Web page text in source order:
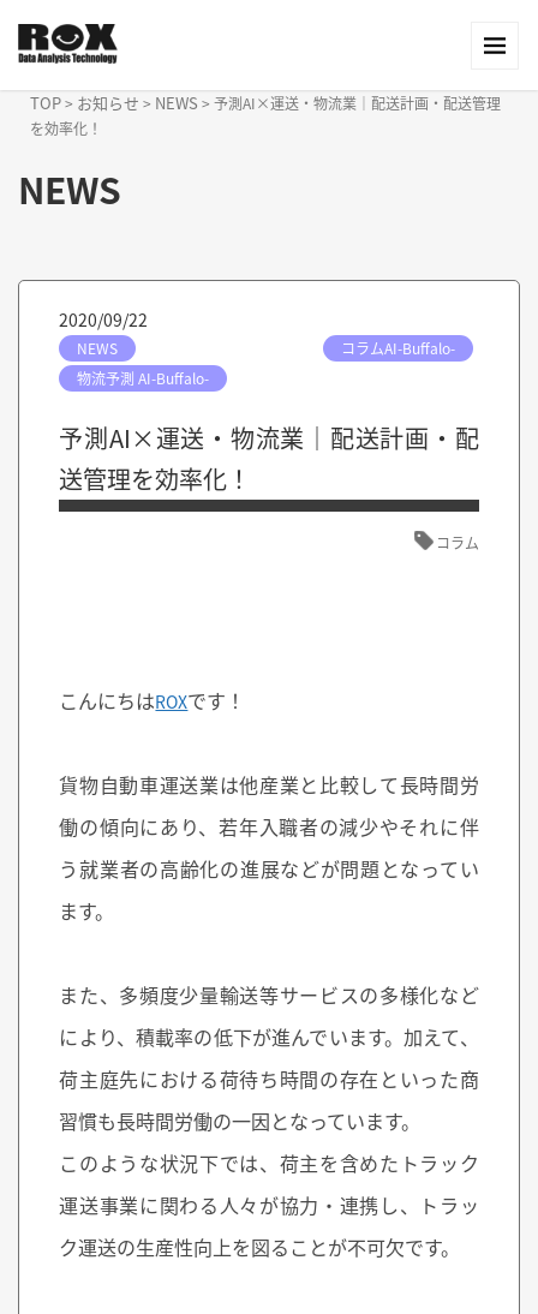
TOP> お知らせ > NEWS > 予測AI×運送・物流業｜配送計画・配送管理
を効率化！
NEWS
2020/09/22
NEWS
コラムAI-Buffalo-
物流予測 AI-Buffalo-
予測AI×運送・物流業｜配送計画・配
送管理を効率化！
コラム
こんにちはROXです！
貨物自動車運送業は他産業と比較して長時間労
働の傾向にあり、若年入職者の減少やそれに伴
う就業者の高齢化の進展などが問題となってい
ます。
また、多頻度少量輸送等サービスの多様化など
により、積載率の低下が進んでいます。加えて、
荷主庭先における荷待ち時間の存在といった商
習慣も長時間労働の一因となっています。
このような状況下では、荷主を含めたトラック
運送事業に関わる人々が協力・連携し、トラッ
ク運送の生産性向上を図ることが不可欠です。